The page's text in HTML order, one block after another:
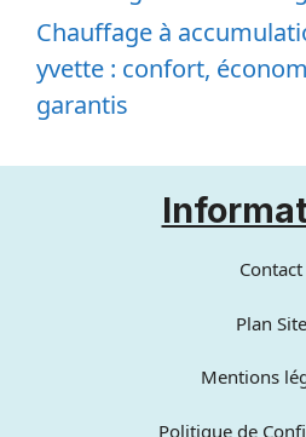
Chauffage à
yvette : confort,
garantis
Contact
Plan Site
Mentions
Politique de